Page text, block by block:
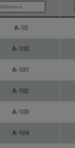
Référence
A-10
A-100
A-101
A-102
A-103
A-104